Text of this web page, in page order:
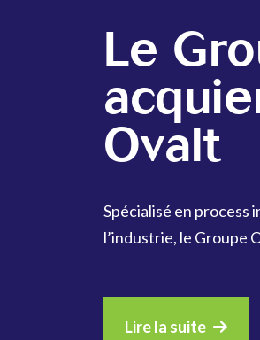
Le
Ovalt
Spécialisé en
l’industrie, le Groupe
Lire la suite